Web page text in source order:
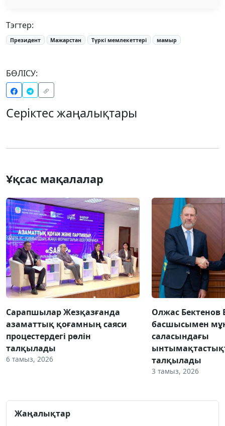
Тэгтер:
Президент Мажарстан Түркі мемлекеттері мамыр
БӨЛІСУ:
Серіктес жаңалықтары
Ұқсас мақалалар
Сарапшылар Жезқазғанда
азаматтық қоғамның саяси
процестердегі рөлін
талқылады
6 тамыз, 2026
Олжас Бектенов
басшысымен
саласындағы
талқылады
3 тамыз, 2026
Жаңалықтар